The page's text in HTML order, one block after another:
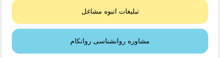
تبلیغات انبوه مشاغل
مشاوره روانشناسی روانکام